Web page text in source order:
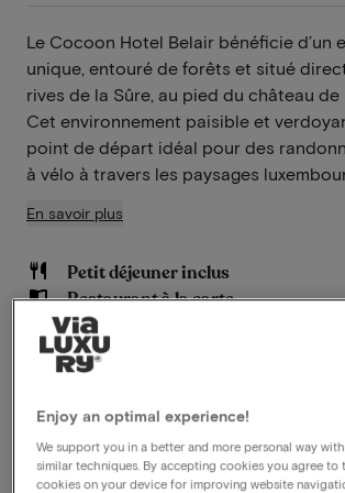
Le Cocoon Hotel Belair bénéficie d’un
unique, entouré de forêts et situé
rives de la Sûre, au pied du château de
Cet environnement paisible et
point de départ idéal pour des
à vélo à travers les paysages
En savoir plus
Petit déjeuner inclus
Restaurant à la carte
Lit king-size
Bien-être
Rue Buurschter-Plage Bourscheid-Plage
Cette formule pour 2 personnes
Enjoy an optimal experience!
We support you in a better and more personal way
similar techniques. By accepting cookies you agree to
cookies on your device for improving website